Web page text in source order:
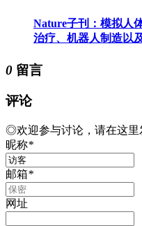
Nature子刊：模拟人
治疗、机器人制造以
0 留言
评论
◎欢迎参与讨论，请在这里
昵称*
邮箱*
网址